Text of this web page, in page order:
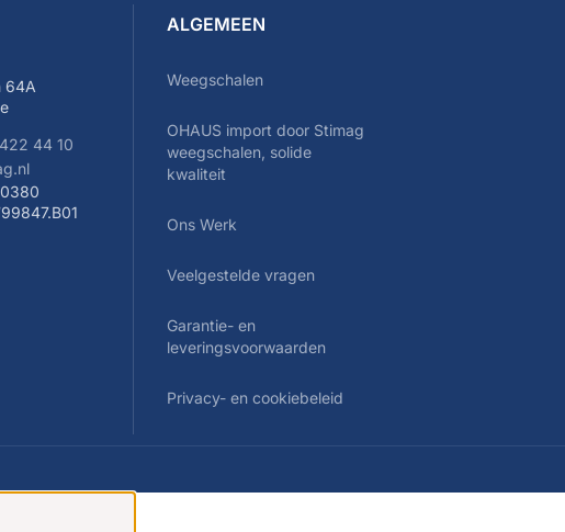
64A
44 10
ALGEMEEN
Weegschalen
OHAUS import door Stimag
weegschalen, solide
kwaliteit
Ons Werk
Veelgestelde vragen
Garantie- en
leveringsvoorwaarden
Privacy- en cookiebeleid